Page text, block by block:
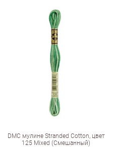
DMC мулине Stranded Cotton, цвет
125 Mixed (Смешанный)